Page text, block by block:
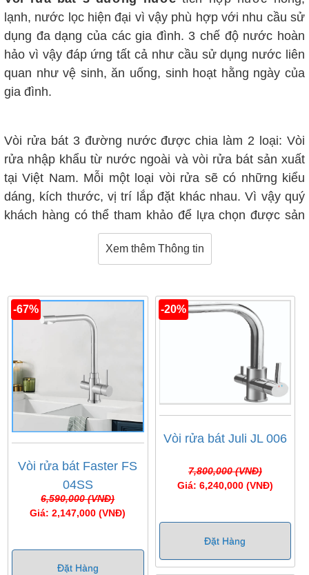
lạnh, nước lọc hiện đại vì vậy phù hợp với nhu cầu sử
dụng đa dạng của các gia đình. 3 chế độ nước hoàn
hảo vì vậy đáp ứng tất cả như cầu sử dụng nước liên
quan như vệ sinh, ăn uống, sinh hoạt hằng ngày của
gia đình.
Vòi rửa bát 3 đường nước được chia làm 2 loại: Vòi
rửa nhập khẩu từ nước ngoài và vòi rửa bát sản xuất
tại Việt Nam. Mỗi một loại vòi rửa sẽ có những kiểu
dáng, kích thước, vị trí lắp đặt khác nhau. Vì vậy quý
khách hàng có thể tham khảo để lựa chọn được sản
phẩm phù hợp nhất với mình.
đồng và chủ yếu có xuất xứ từ Trung Quốc và Việt
Nam. Với những thương hiệu bán chạy quý khách
hàng có thể tham khảo đặt mua như:
Vòi rửa bát
vòi rửa bát Juli
Xem thêm Thông tin
-67%
Vòi rửa bát Faster FS
04SS
6,590,000 (VNĐ)
Giá: 2,147,000 (VNĐ)
Đặt Hàng
-20%
Vòi rửa bát Juli JL 006
7,800,000 (VNĐ)
Giá: 6,240,000 (VNĐ)
Đặt Hàng